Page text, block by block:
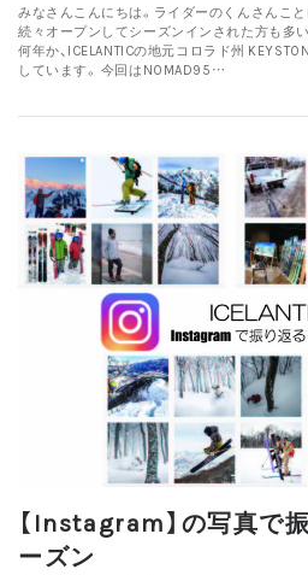
みなさんこんにちは。ライダーのくんさんこ
続々オープンしてシーズンインされた方も多
何年か、ICELANTICの地元コロラド州
しています。 今回はNOMAD95…
【Instagram】の写真で
ーズン